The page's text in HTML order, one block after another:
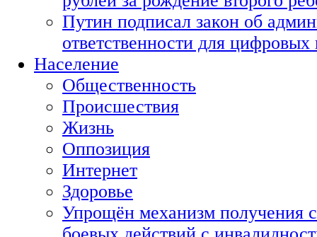
Путин подписал закон об
ответственности для
Население
Общественность
Происшествия
Жизнь
Оппозиция
Интернет
Здоровье
Упрощён механизм получения